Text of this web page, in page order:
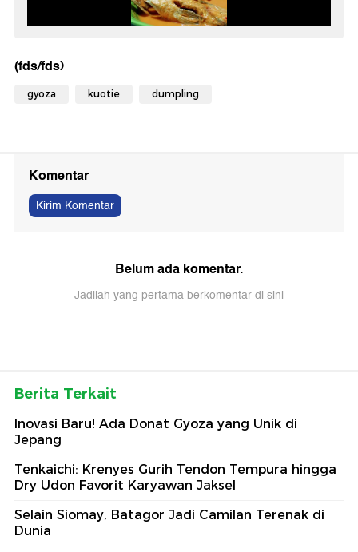
(fds/fds)
gyoza kuotie dumpling
Komentar
Kirim Komentar
Belum ada komentar.
Jadilah yang pertama berkomentar di sini
Berita Terkait
Inovasi Baru! Ada Donat Gyoza yang Unik di
Jepang
Tenkaichi: Krenyes Gurih Tendon Tempura hingga
Dry Udon Favorit Karyawan Jaksel
Selain Siomay, Batagor Jadi Camilan Terenak di
Dunia